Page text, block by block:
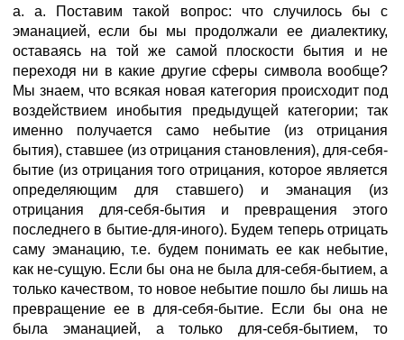
a. a. Поставим такой вопрос: что случилось бы с
эманацией, если бы мы продолжали ее диалектику,
оставаясь на той же самой плоскости бытия и не
переходя ни в какие другие сферы символа вообще?
Мы знаем, что всякая новая категория происходит под
воздействием инобытия предыдущей категории; так
именно получается само небытие (из отрицания
бытия), ставшее (из отрицания становления), для-себя-
бытие (из отрицания того отрицания, которое является
определяющим для ставшего) и эманация (из
отрицания для-себя-бытия и превращения этого
последнего в бытие-для-иного). Будем теперь отрицать
саму эманацию, т.е. будем понимать ее как небытие,
как не-сущую. Если бы она не была для-себя-бытием, а
только качеством, то новое небытие пошло бы лишь на
превращение ее в для-себя-бытие. Если бы она не
была эманацией, а только для-себя-бытием, то